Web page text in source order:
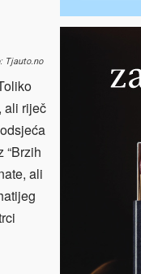
Tjauto.no
ali riječ
“Brzih
ali